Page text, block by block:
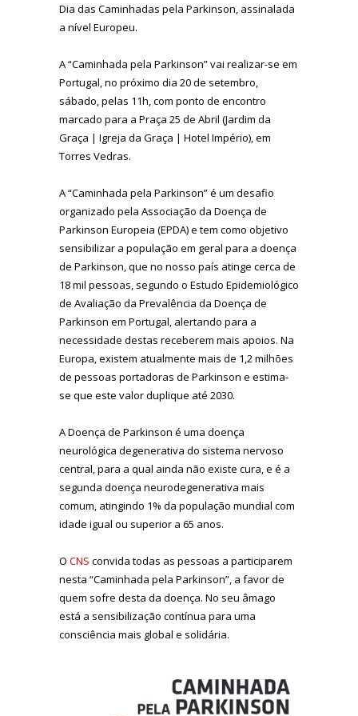
Dia das Caminhadas pela Parkinson, assinalada
a nível Europeu.
A “Caminhada pela Parkinson” vai realizar-se em
Portugal, no próximo dia 20 de setembro,
sábado, pelas 11h, com ponto de encontro
marcado para a Praça 25 de Abril (Jardim da
Graça | Igreja da Graça | Hotel Império), em
Torres Vedras.
A “Caminhada pela Parkinson” é um desafio
organizado pela Associação da Doença de
Parkinson Europeia (EPDA) e tem como objetivo
sensibilizar a população em geral para a doença
de Parkinson, que no nosso país atinge cerca de
18 mil pessoas, segundo o Estudo Epidemiológico
de Avaliação da Prevalência da Doença de
Parkinson em Portugal, alertando para a
necessidade destas receberem mais apoios. Na
Europa, existem atualmente mais de 1,2 milhões
de pessoas portadoras de Parkinson e estima-
se que este valor duplique até 2030.
A Doença de Parkinson é uma doença
neurológica degenerativa do sistema nervoso
central, para a qual ainda não existe cura, e é a
segunda doença neurodegenerativa mais
comum, atingindo 1% da população mundial com
idade igual ou superior a 65 anos.
O CNS convida todas as pessoas a participarem
nesta “Caminhada pela Parkinson”, a favor de
quem sofre desta da doença. No seu âmago
está a sensibilização contínua para uma
consciência mais global e solidária.